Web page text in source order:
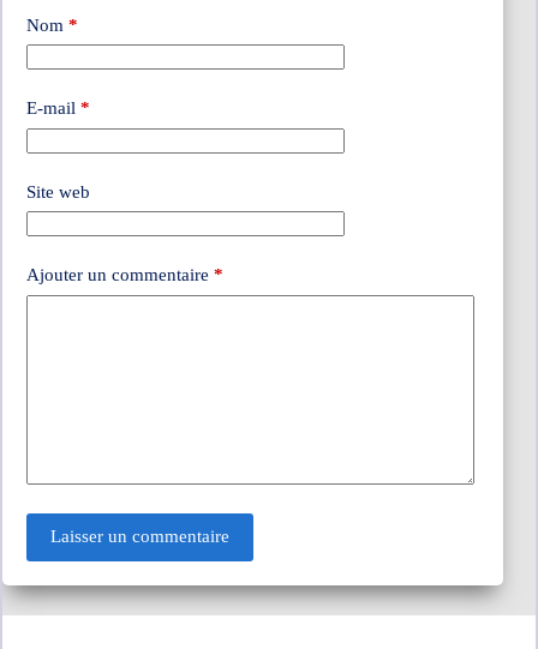
Nom *
E-mail *
Site web
Ajouter un commentaire *
Laisser un commentaire